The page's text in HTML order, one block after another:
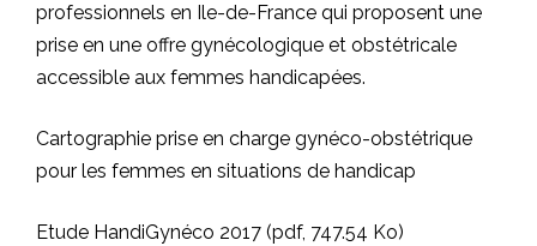
professionnels en Ile-de-France qui proposent une
prise en une offre gynécologique et obstétricale
accessible aux femmes handicapées.
Cartographie prise en charge gynéco-obstétrique
pour les femmes en situations de handicap
Etude HandiGynéco 2017 (pdf, 747.54 Ko)